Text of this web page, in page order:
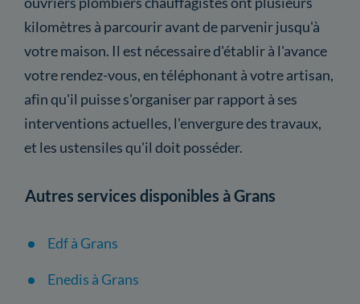
kilomètres à parcourir avant de parvenir jusqu'à
votre maison. Il est nécessaire d'établir à l'avance
votre rendez-vous, en téléphonant à votre artisan,
afin qu'il puisse s'organiser par rapport à ses
interventions actuelles, l'envergure des travaux,
et les ustensiles qu'il doit posséder.
Autres services disponibles à Grans
Edf à Grans
Enedis à Grans